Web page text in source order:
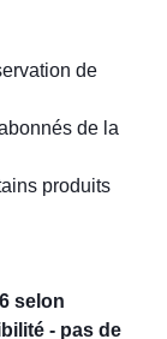
de
de la
produits
selon
- pas de